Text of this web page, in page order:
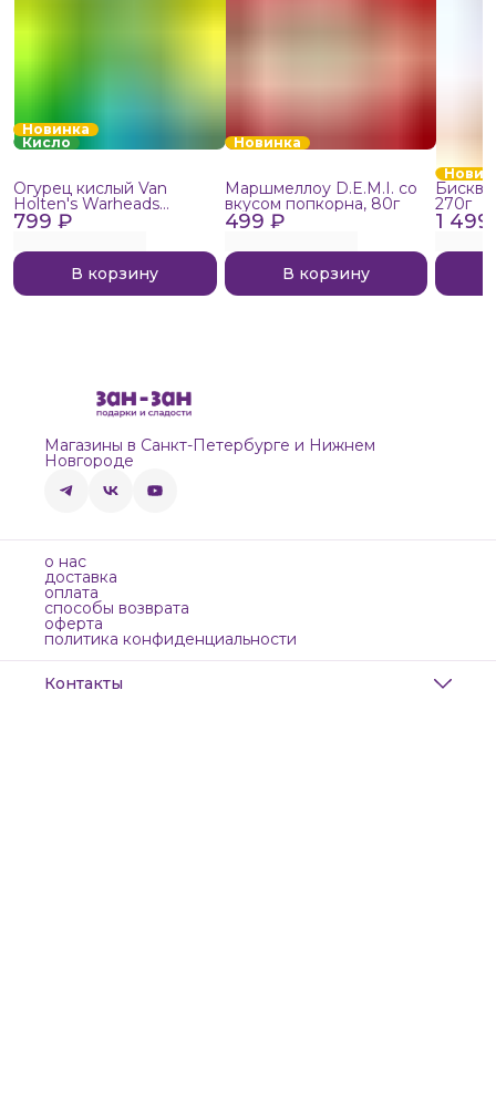
Новинка
Кисло
799 ₽
Огурец кислый Van
Holten's Warheads
Extreme Sour, 140г
В корзину
Новинка
499 ₽
Маршмеллоу D.E.M.I. со
вкусом попкорна, 80г
В корзину
1
270г
Магазины в Санкт-Петербурге и Нижнем
Новгороде
о нас
доставка
оплата
способы возврата
оферта
политика конфиденциальности
Контакты